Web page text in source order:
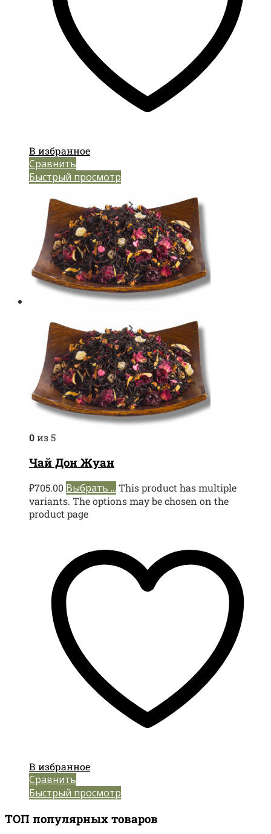
В избранное
Сравнить
Быстрый просмотр
0из 5
Чай Дон Жуан
₽705.00 Выбрать ... This product has multiple
variants. The options may be chosen on the
product page
В избранное
Сравнить
Быстрый просмотр
ТОП популярных товаров